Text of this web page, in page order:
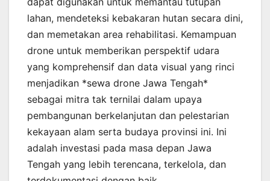
lahan, mendeteksi kebakaran hutan secara dini,
dan memetakan area rehabilitasi. Kemampuan
drone untuk memberikan perspektif udara
yang komprehensif dan data visual yang rinci
menjadikan *sewa drone Jawa Tengah*
sebagai mitra tak ternilai dalam upaya
pembangunan berkelanjutan dan pelestarian
kekayaan alam serta budaya provinsi ini. Ini
adalah investasi pada masa depan Jawa
Tengah yang lebih terencana, terkelola, dan